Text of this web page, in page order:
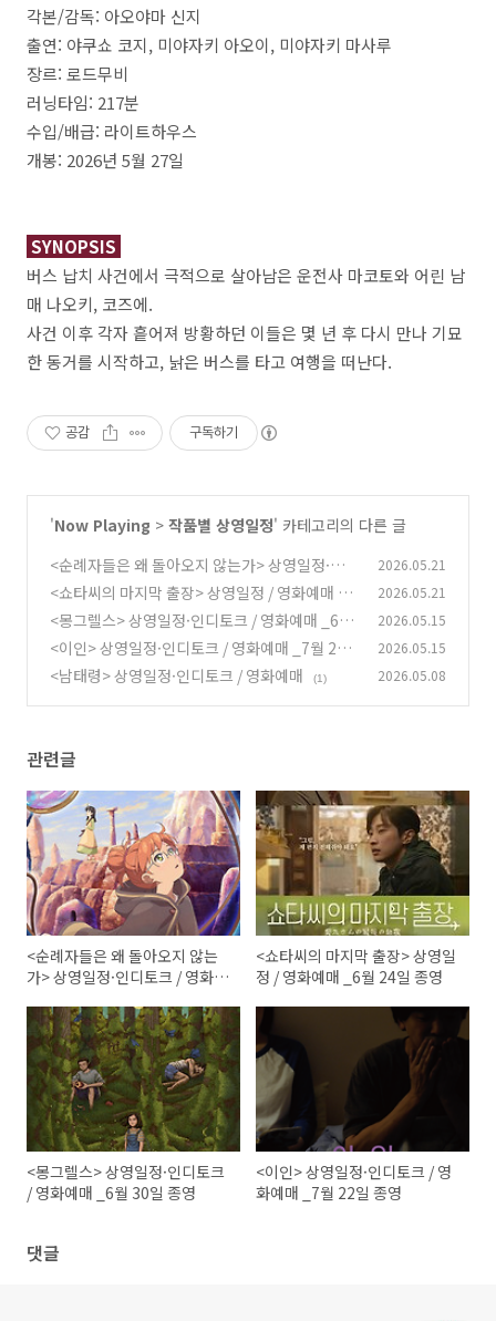
각본/감독: 아오야마 신지
출연: 야쿠쇼 코지, 미야자키 아오이, 미야자키 마사루
장르: 로드무비
러닝타임: 217분
수입/배급: 라이트하우스
개봉: 2026년 5월 27일
SYNOPSIS
버스 납치 사건에서 극적으로 살아남은 운전사 마코토와 어린 남
매 나오키, 코즈에.
사건 이후 각자 흩어져 방황하던 이들은 몇 년 후 다시 만나 기묘
한 동거를 시작하고, 낡은 버스를 타고 여행을 떠난다.
공감 구독하기
'Now Playing > 작품별 상영일정' 카테고리의 다른 글
<순례자들은 왜 돌아오지 않는가> 상영일정·인
디토크 / 영화예매 _7월 15일 종영
(0)
2026.05.21
<쇼타씨의 마지막 출장> 상영일정 / 영화예매 _6
월 24일 종영 (0)
2026.05.21
<몽그렐스> 상영일정·인디토크 / 영화예매 _6월
30일 종영
(0)
2026.05.15
<이인> 상영일정·인디토크 / 영화예매 _7월 22
일 종영 (0)
2026.05.15
<남태령> 상영일정·인디토크 / 영화예매 (1) 2026.05.08
관련글
<순례자들은 왜 돌아오지 않는
가> 상영일정·인디토크 / 영화
<쇼타씨의 마지막 출장> 상영일
정 / 영화예매 _6월 24일 종영
<몽그렐스> 상영일정·인디토크
/ 영화예매 _6월 30일 종영
<이인> 상영일정·인디토크 / 영
화예매 _7월 22일 종영
댓글